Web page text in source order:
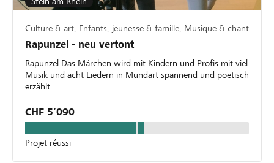
Culture & art, Enfants, jeunesse & famille, Musique & chant
Rapunzel - neu vertont
Rapunzel Das Märchen wird mit Kindern und Profis mit viel
Musik und acht Liedern in Mundart spannend und poetisch
erzählt.
CHF 5’090
Projet réussi